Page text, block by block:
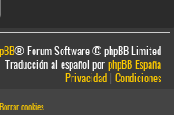
® Forum Software © phpBB Limited
Traducción al español porphpBB España
Privacidad|Condiciones
Borrar cookies